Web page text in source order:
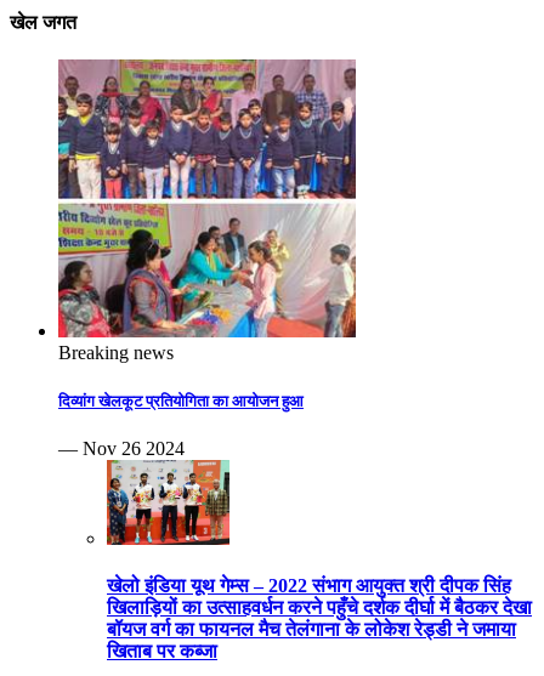
खेल जगत
Breaking news
दिव्यांग खेलकूट प्रतियोगिता का आयोजन हुआ
— Nov 26 2024
खेलो इंडिया यूथ गेम्स – 2022 संभाग आयुक्त श्री दीपक सिंह
खिलाड़ियों का उत्साहवर्धन करने पहुँचे दर्शक दीर्घा में बैठकर देखा
बॉयज वर्ग का फायनल मैच तेलंगाना के लोकेश रेड्डी ने जमाया
खिताब पर कब्जा